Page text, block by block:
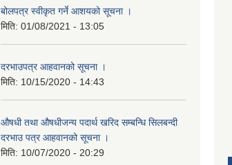
बोलपत्र स्वीकृत गर्ने आशयको सूचना ।
मिति: 01/08/2021 - 13:05
दरभाउपत्र आहवानको सूचना ।
मिति: 10/15/2020 - 14:43
औषधी तथा औषधीजन्य पदार्थ खरिद सम्बन्धि सिलबन्दी
दरभाउ पत्र आहवानको सूचना ।
मिति: 10/07/2020 - 20:29